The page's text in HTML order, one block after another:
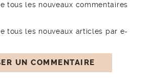
tous les nouveaux commentaires
tous les nouveaux articles par e-